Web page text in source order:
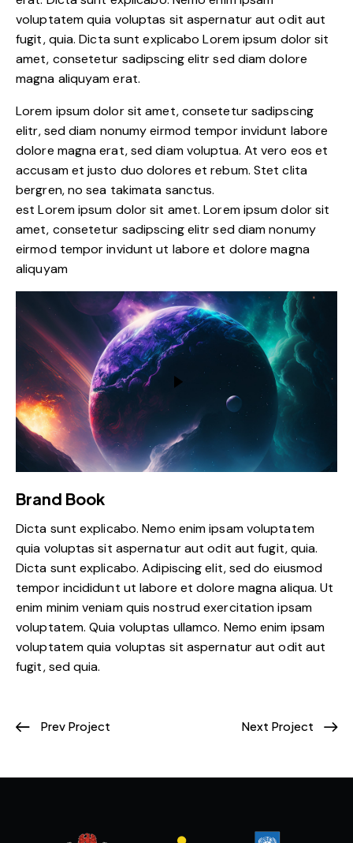
voluptatem quia voluptas sit aspernatur aut odit aut
fugit, quia. Dicta sunt explicabo Lorem ipsum dolor sit
amet, consetetur sadipscing elitr sed diam dolore
magna aliquyam erat.
Lorem ipsum dolor sit amet, consetetur sadipscing
elitr, sed diam nonumy eirmod tempor invidunt labore
dolore magna erat, sed diam voluptua. At vero eos et
accusam et justo duo dolores et rebum. Stet clita
bergren, no sea takimata sanctus.
est Lorem ipsum dolor sit amet. Lorem ipsum dolor sit
amet, consetetur sadipscing elitr sed diam nonumy
eirmod tempor invidunt ut labore et dolore magna
aliquyam
Brand Book
Dicta sunt explicabo. Nemo enim ipsam voluptatem
quia voluptas sit aspernatur aut odit aut fugit, quia.
Dicta sunt explicabo. Adipiscing elit, sed do eiusmod
tempor incididunt ut labore et dolore magna aliqua. Ut
enim minim veniam quis nostrud exercitation ipsam
voluptatem. Quia voluptas ullamco. Nemo enim ipsam
voluptatem quia voluptas sit aspernatur aut odit aut
fugit, sed quia.
Prev Project Next Project